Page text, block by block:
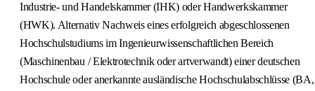
Industrie- und Handelskammer (IHK) oder Handwerkskammer
(HWK). Alternativ Nachweis eines erfolgreich abgeschlossenen
Hochschulstudiums im Ingenieurwissenschaftlichen Bereich
(Maschinenbau / Elektrotechnik oder artverwandt) einer deutschen
Hochschule oder anerkannte ausländische Hochschulabschlüsse (BA,